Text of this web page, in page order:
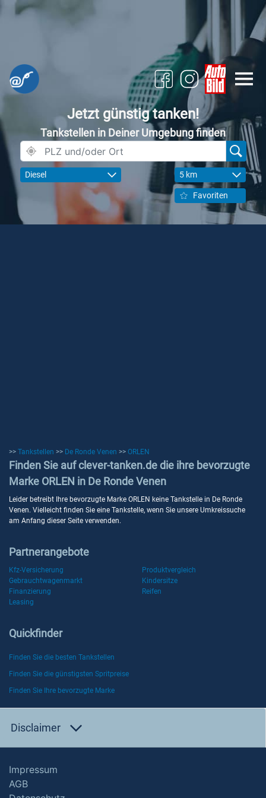
Jetzt günstig tanken!
Tankstellen in Deiner Umgebung finden
Diesel 5 km
Favoriten
>> Tankstellen >> De Ronde Venen >> ORLEN
Finden Sie auf clever-tanken.de die ihre bevorzugte
Marke ORLEN in De Ronde Venen
Leider betreibt Ihre bevorzugte Marke ORLEN keine Tankstelle in De Ronde
Venen. Vielleicht finden Sie eine Tankstelle, wenn Sie unsere Umkreissuche
am Anfang dieser Seite verwenden.
Partnerangebote
Kfz-Versicherung
Produktvergleich
Gebrauchtwagenmarkt
Kindersitze
Finanzierung
Reifen
Leasing
Quickfinder
Finden Sie die besten Tankstellen
Finden Sie die günstigsten Spritpreise
Finden Sie Ihre bevorzugte Marke
Disclaimer
Impressum
AGB